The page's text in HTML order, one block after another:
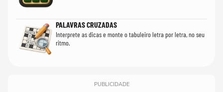
PALAVRAS CRUZADAS
Interprete as dicas e monte o tabuleiro letra por letra, no seu
ritmo.
PUBLICIDADE